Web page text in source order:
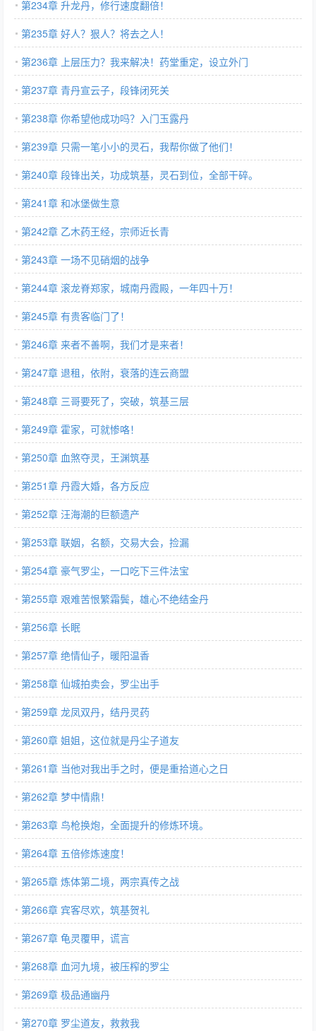
第234章 升龙丹，修行速度翻倍！
第235章 好人？狠人？将去之人！
第236章 上层压力？我来解决！药堂重定，设立外门
第237章 青丹宣云子，段锋闭死关
第238章 你希望他成功吗？入门玉露丹
第239章 只需一笔小小的灵石，我帮你做了他们！
第240章 段锋出关，功成筑基，灵石到位，全部干碎。
第241章 和冰堡做生意
第242章 乙木药王经，宗师近长青
第243章 一场不见硝烟的战争
第244章 滚龙脊郑家，城南丹霞殿，一年四十万！
第245章 有贵客临门了！
第246章 来者不善啊，我们才是来者！
第247章 退租，依附，衰落的连云商盟
第248章 三哥要死了，突破，筑基三层
第249章 霍家，可就惨咯！
第250章 血煞夺灵，王渊筑基
第251章 丹霞大婚，各方反应
第252章 汪海潮的巨额遗产
第253章 联姻，名额，交易大会，捡漏
第254章 豪气罗尘，一口吃下三件法宝
第255章 艰难苦恨繁霜鬓，雄心不绝结金丹
第256章 长眠
第257章 绝情仙子，暖阳温香
第258章 仙城拍卖会，罗尘出手
第259章 龙凤双丹，结丹灵药
第260章 姐姐，这位就是丹尘子道友
第261章 当他对我出手之时，便是重拾道心之日
第262章 梦中情鼎！
第263章 鸟枪换炮，全面提升的修炼环境。
第264章 五倍修炼速度！
第265章 炼体第二境，两宗真传之战
第266章 宾客尽欢，筑基贺礼
第267章 龟灵覆甲，谎言
第268章 血河九境，被压榨的罗尘
第269章 极品通幽丹
第270章 罗尘道友，救救我